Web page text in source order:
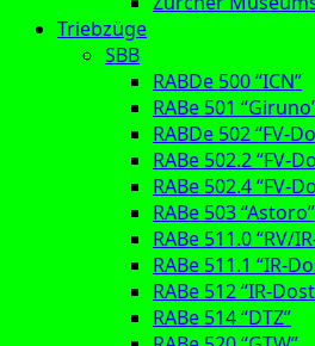
Triebzüge
SBB
RABDe 500 “ICN”
RABe 501
RABDe 502 “FV-
RABe 502.2 “FV-
RABe 502.4 “FV-
RABe 503 “Astoro”
RABe 511.0 “RV/
RABe 511.1 “IR-
RABe 512 “IR-
RABe 514 “DTZ”